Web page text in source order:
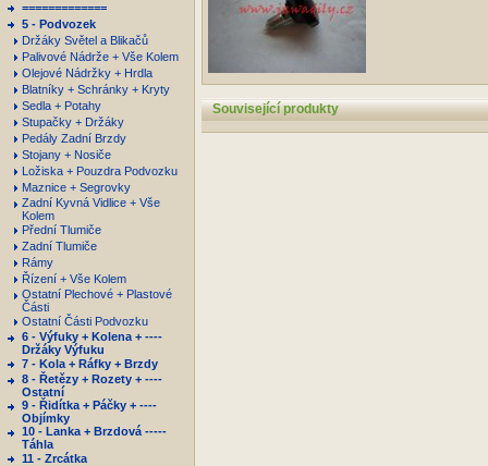
=============
5 - Podvozek
Držáky Světel a Blikačů
Palivové Nádrže + Vše Kolem
Olejové Nádržky + Hrdla
Blatníky + Schránky + Kryty
Sedla + Potahy
Stupačky + Držáky
Pedály Zadní Brzdy
Stojany + Nosiče
Ložiska + Pouzdra Podvozku
Maznice + Segrovky
Zadní Kyvná Vidlice + Vše
Kolem
Přední Tlumiče
Zadní Tlumiče
Rámy
Řízení + Vše Kolem
Ostatní Plechové + Plastové
Části
Ostatní Části Podvozku
6 - Výfuky + Kolena + ----
Držáky Výfuku
7 - Kola + Ráfky + Brzdy
8 - Řetězy + Rozety + ----
Ostatní
9 - Řidítka + Páčky + ----
Objímky
10 - Lanka + Brzdová -----
Táhla
11 - Zrcátka
Související produkty